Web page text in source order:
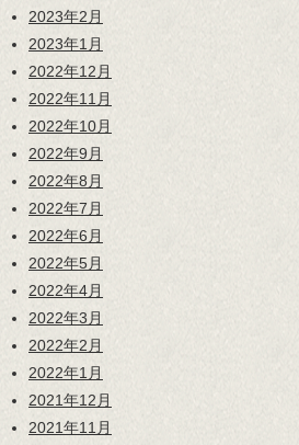
2023年2月
2023年1月
2022年12月
2022年11月
2022年10月
2022年9月
2022年8月
2022年7月
2022年6月
2022年5月
2022年4月
2022年3月
2022年2月
2022年1月
2021年12月
2021年11月